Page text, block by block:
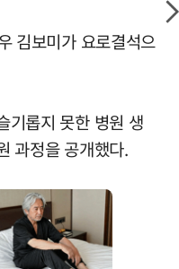
김보미가 요로결석으
기롭지 못한 병원 생
과정을 공개했다.